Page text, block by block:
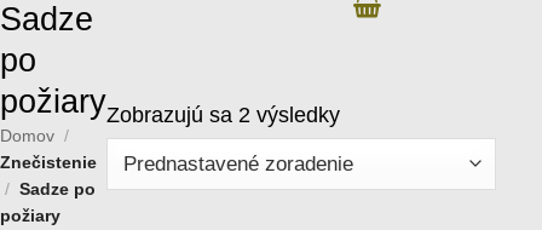
Sadze
po
požiary
Domov /
Znečistenie
/ Sadze po
požiary
Zobrazujú sa 2 výsledky